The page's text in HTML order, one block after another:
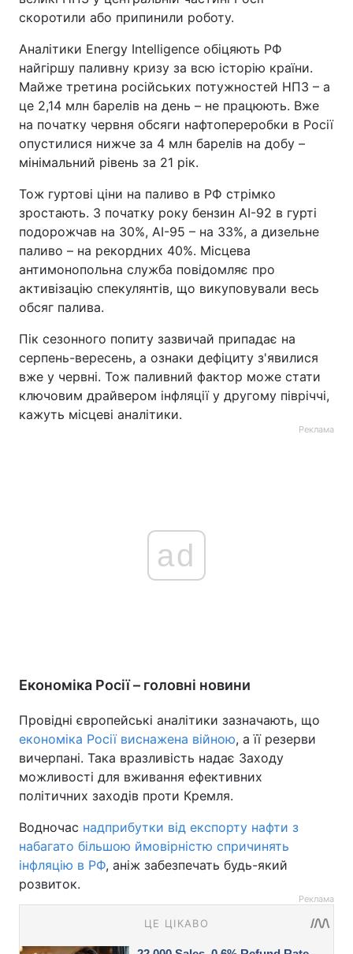
скоротили або припинили роботу.
Аналітики Energy Intelligence обіцяють РФ
найгіршу паливну кризу за всю історію країни.
Майже третина російських потужностей НПЗ – а
це 2,14 млн барелів на день – не працюють. Вже
на початку червня обсяги нафтопереробки в Росії
опустилися нижче за 4 млн барелів на добу –
мінімальний рівень за 21 рік.
Тож гуртові ціни на паливо в РФ стрімко
зростають. З початку року бензин АІ-92 в гурті
подорожчав на 30%, АІ-95 – на 33%, а дизельне
паливо – на рекордних 40%. Місцева
антимонопольна служба повідомляє про
активізацію спекулянтів, що викуповували весь
обсяг палива.
Пік сезонного попиту зазвичай припадає на
серпень-вересень, а ознаки дефіциту з'явилися
вже у червні. Тож паливний фактор може стати
ключовим драйвером інфляції у другому півріччі,
кажуть місцеві аналітики.
Реклама
ad
Економіка Росії – головні новини
Провідні європейські аналітики зазначають, що
економіка Росії виснажена війною, а її резерви
вичерпані. Така вразливість надає Заходу
можливості для вживання ефективних
політичних заходів проти Кремля.
Водночас надприбутки від експорту нафти з
набагато більшою ймовірністю спричинять
інфляцію в РФ, аніж забезпечать будь-який
розвиток.
Реклама